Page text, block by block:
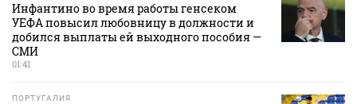
Инфантино во время работы генсеком
УЕФА повысил любовницу в должности и
добился выплаты ей выходного пособия —
СМИ
01:41
ПОРТУГАЛИЯ